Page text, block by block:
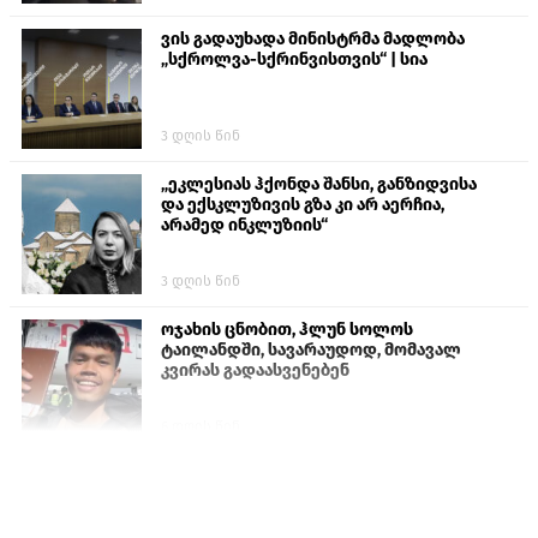
ვის გადაუხადა მინისტრმა მადლობა
„სქროლვა-სქრინვისთვის“ | სია
3 დღის წინ
„ეკლესიას ჰქონდა შანსი, განზიდვისა
და ექსკლუზივის გზა კი არ აერჩია,
არამედ ინკლუზიის“
3 დღის წინ
ოჯახის ცნობით, ჰლუნ სოლოს
ტაილანდში, სავარაუდოდ, მომავალ
კვირას გადაასვენებენ